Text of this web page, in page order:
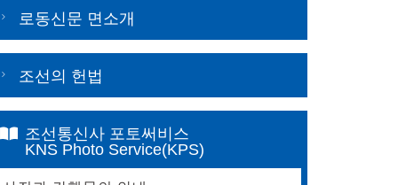
로동신문 면소개
조선의 헌법
조선통신사 포토써비스
KNS Photo Service(KPS)